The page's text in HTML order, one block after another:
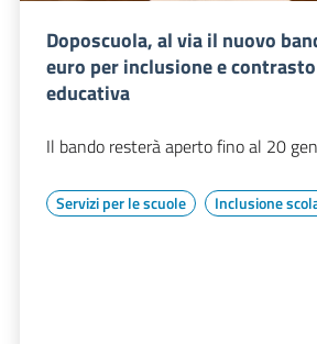
Doposcuola, al via il nuovo
euro per inclusione e
educativa
Il bando resterà aperto fino al 20
Servizi per le scuole Inclusione